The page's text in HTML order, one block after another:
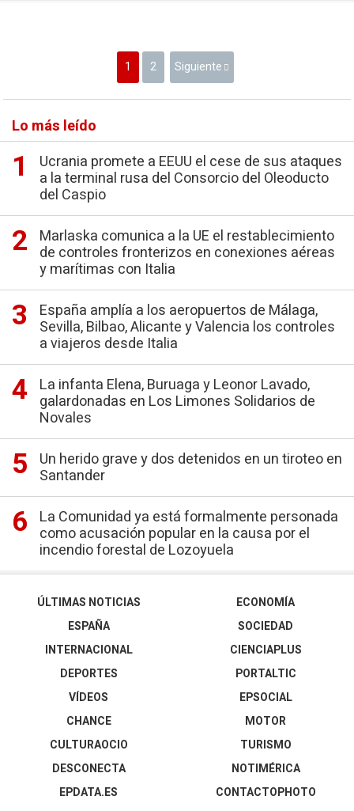
1 2 Siguiente
Lo más leído
Ucrania promete a EEUU el cese de sus ataques
a la terminal rusa del Consorcio del Oleoducto
del Caspio
Marlaska comunica a la UE el restablecimiento
de controles fronterizos en conexiones aéreas
y marítimas con Italia
España amplía a los aeropuertos de Málaga,
Sevilla, Bilbao, Alicante y Valencia los controles
a viajeros desde Italia
La infanta Elena, Buruaga y Leonor Lavado,
galardonadas en Los Limones Solidarios de
Novales
Un herido grave y dos detenidos en un tiroteo en
Santander
La Comunidad ya está formalmente personada
como acusación popular en la causa por el
incendio forestal de Lozoyuela
ÚLTIMAS NOTICIAS
ESPAÑA
INTERNACIONAL
DEPORTES
VÍDEOS
ECONOMÍA
SOCIEDAD
CIENCIAPLUS
PORTALTIC
EPSOCIAL
CHANCE
CULTURAOCIO
DESCONECTA
EPDATA.ES
MOTOR
TURISMO
NOTIMÉRICA
CONTACTOPHOTO